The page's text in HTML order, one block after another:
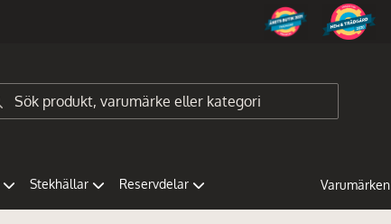
Stekhällar Reservdelar Varumärken